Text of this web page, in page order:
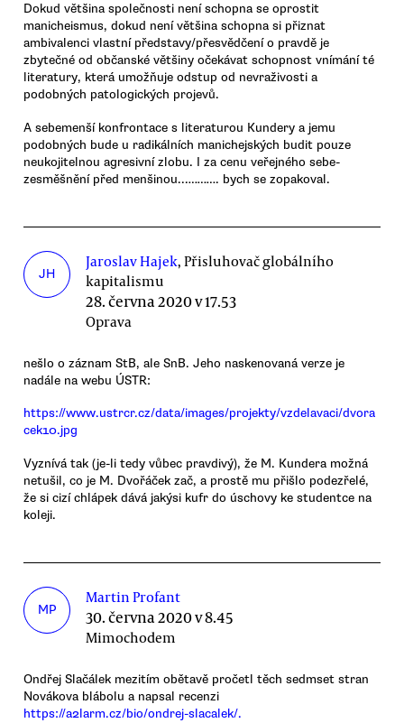
Dokud většina společnosti není schopna se oprostit
manicheismus, dokud není většina schopna si přiznat
ambivalenci vlastní představy/přesvědčení o pravdě je
zbytečné od občanské většiny očekávat schopnost vnímání té
literatury, která umožňuje odstup od nevraživosti a
podobných patologických projevů.
A sebemenší konfrontace s literaturou Kundery a jemu
podobných bude u radikálních manichejských budit pouze
neukojitelnou agresivní zlobu. I za cenu veřejného sebe-
zesměšnění před menšinou...………. bych se zopakoval.
JH
Jaroslav Hajek, Přisluhovač globálního
kapitalismu
28. června 2020 v 17.53
Oprava
nešlo o záznam StB, ale SnB. Jeho naskenovaná verze je
nadále na webu ÚSTR:
https://www.ustrcr.cz/data/images/projekty/vzdelavaci/dvora
cek10.jpg
Vyznívá tak (je-li tedy vůbec pravdivý), že M. Kundera možná
netušil, co je M. Dvořáček zač, a prostě mu přišlo podezřelé,
že si cizí chlápek dává jakýsi kufr do úschovy ke studentce na
koleji.
MP
Martin Profant
30. června 2020 v 8.45
Mimochodem
Ondřej Slačálek mezitím obětavě pročetl těch sedmset stran
Novákova blábolu a napsal recenzi
https://a2larm.cz/bio/ondrej-slacalek/.